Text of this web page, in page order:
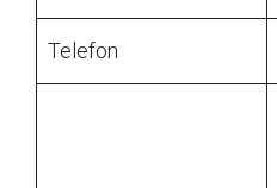
Telefon